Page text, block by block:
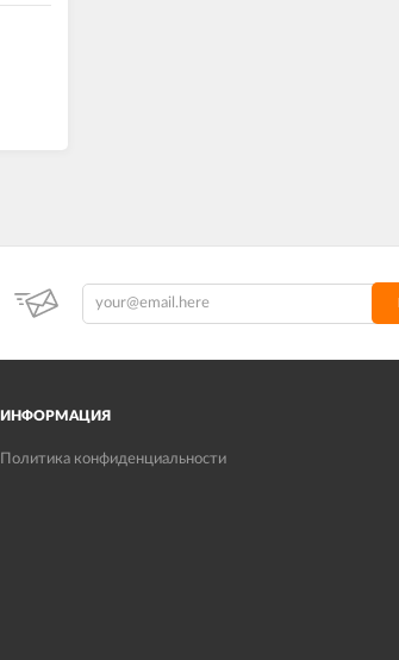
ИНФОРМАЦИЯ
Политика конфиденциальности